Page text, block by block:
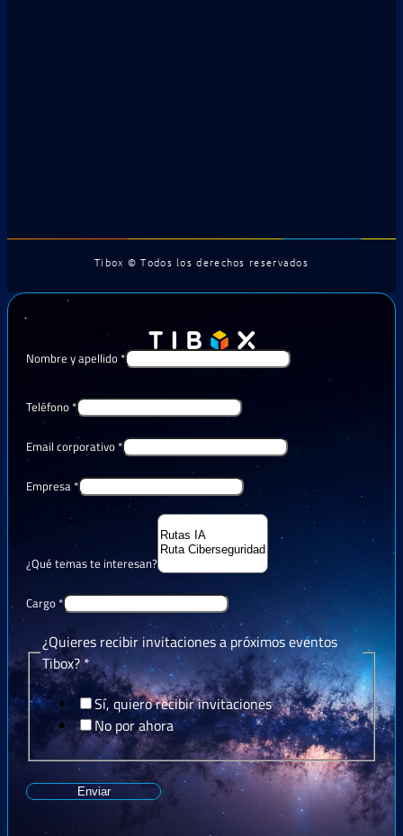
Tibox © Todos los derechos reservados
Nombre y apellido *
Teléfono *
Email corporativo *
Empresa *
¿Qué temas te interesan?
Cargo *
¿Quieres recibir invitaciones a próximos eventos
Tibox?*
Sí, quiero recibir invitaciones
No por ahora
Enviar